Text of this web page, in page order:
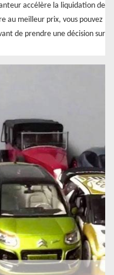
accélère la liquidation de
au meilleur prix, vous pouvez
de prendre une décision sur